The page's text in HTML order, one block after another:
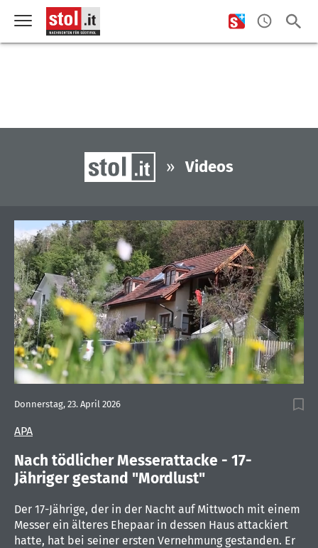
» Videos
seconds
of
minute,
seconds
APA
Donnerstag, 23. April 2026
Nach tödlicher Messerattacke - 17-
Jähriger gestand "Mordlust"
Der 17-Jährige, der in der Nacht auf Mittwoch mit einem
Messer ein älteres Ehepaar in dessen Haus attackiert
hatte, hat bei seiner ersten Vernehmung gestanden. Er